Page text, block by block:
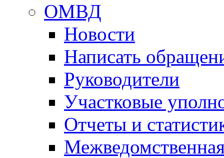
ОМВД
Новости
Написать
Руководители
Участковые
Отчеты и